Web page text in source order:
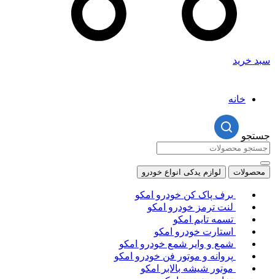
سبد خرید
خانه
جستجو
محصولات لوازم یدکی انواع خودرو
برف پاک کن خودرو امکو
لنت ترمز خودرو امکو
تسمه تایم امکو
استارت خودرو امکو
شمع و وایر شمع خودرو امکو
پروانه و موتور فن خودرو امکو
موتور شیشه بالابر امکو